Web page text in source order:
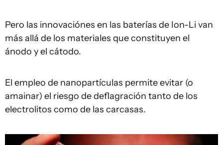
Pero las innovaciónes en las baterías de Ion-Li van
más allá de los materiales que constituyen el
ánodo y el cátodo.
El empleo de nanopartículas permite evitar (o
amainar) el riesgo de deflagración tanto de los
electrolitos como de las carcasas.